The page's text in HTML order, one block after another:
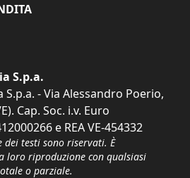
S.p.a.
- Via Alessandro Poerio,
Cap. Soc. i.v. Euro
e REA VE-454332
testi sono riservati. È
loro riproduzione con qualsiasi
o parziale.